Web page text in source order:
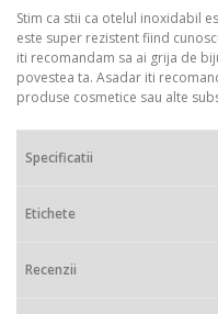
Stim ca stii ca otelul inoxidabil
este super rezistent fiind
iti recomandam sa ai grija de
povestea ta. Asadar iti
produse cosmetice sau alte
Specificatii
Etichete
Recenzii